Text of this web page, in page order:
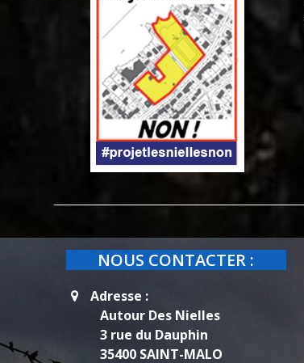
NOUS CONTACTER :
Adresse :
Autour Des Nielles
3 rue du Dauphin
35400 SAINT-MALO